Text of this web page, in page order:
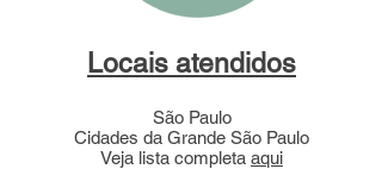
Locais atendidos
São Paulo
Cidades da Grande São Paulo
Veja lista completa aqui